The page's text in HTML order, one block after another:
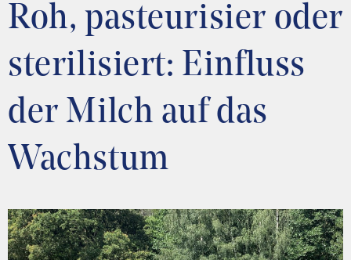
Roh, pasteurisier oder
sterilisiert: Einfluss
der Milch auf das
Wachstum